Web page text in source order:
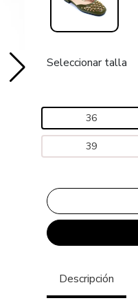
Seleccionar talla
36
39
Descripción